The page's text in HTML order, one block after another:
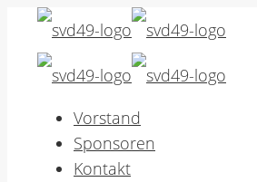
Vorstand
Sponsoren
Kontakt